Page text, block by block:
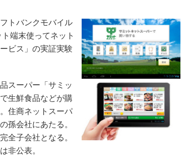
トバンクモバイル
端末使ってネット
ビス」の実証実験
スーパー「サミッ
生鮮食品などが購
住商ネットスーパ
孫会社にあたる。
全子会社となる。
非公表。